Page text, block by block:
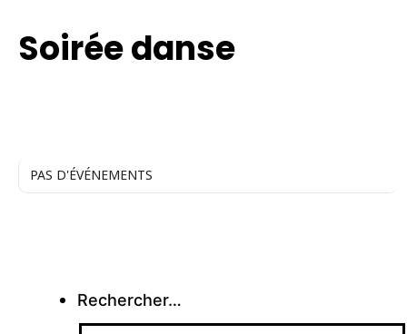
Soirée danse
PAS D'ÉVÉNEMENTS
Rechercher…